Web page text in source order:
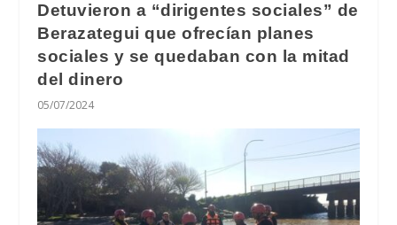
Detuvieron a “dirigentes sociales” de
Berazategui que ofrecían planes
sociales y se quedaban con la mitad
del dinero
05/07/2024